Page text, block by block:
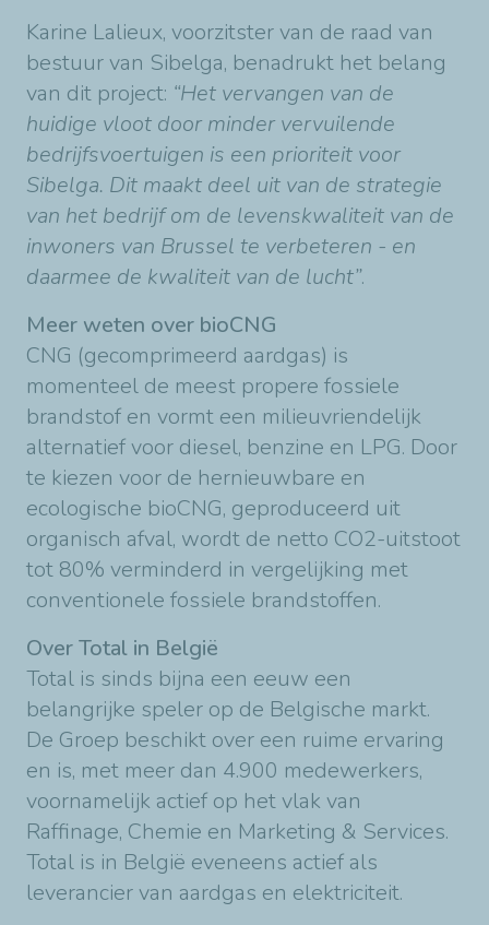
Karine Lalieux, voorzitster van de raad van
bestuur van Sibelga, benadrukt het belang
van dit project: “Het vervangen van de
huidige vloot door minder vervuilende
bedrijfsvoertuigen is een prioriteit voor
Sibelga. Dit maakt deel uit van de strategie
van het bedrijf om de levenskwaliteit van de
inwoners van Brussel te verbeteren - en
daarmee de kwaliteit van de lucht”.
Meer weten over bioCNG
CNG (gecomprimeerd aardgas) is
momenteel de meest propere fossiele
brandstof en vormt een milieuvriendelijk
alternatief voor diesel, benzine en LPG. Door
te kiezen voor de hernieuwbare en
ecologische bioCNG, geproduceerd uit
organisch afval, wordt de netto CO2-uitstoot
tot 80% verminderd in vergelijking met
conventionele fossiele brandstoffen.
Over Total in België
Total is sinds bijna een eeuw een
belangrijke speler op de Belgische markt.
De Groep beschikt over een ruime ervaring
en is, met meer dan 4.900 medewerkers,
voornamelijk actief op het vlak van
Raffinage, Chemie en Marketing & Services.
Total is in België eveneens actief als
leverancier van aardgas en elektriciteit.